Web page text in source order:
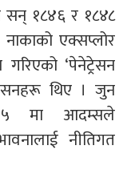
सन् १८४६ र १८४८
नाकाको एक्सप्लोर
‘पेनेट्रेसन
थिए । जुन
मा आदम्सले
नीतिगत